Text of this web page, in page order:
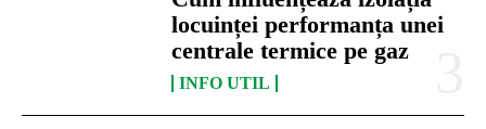
locuinței performanța unei
centrale termice pe gaz
INFO UTIL